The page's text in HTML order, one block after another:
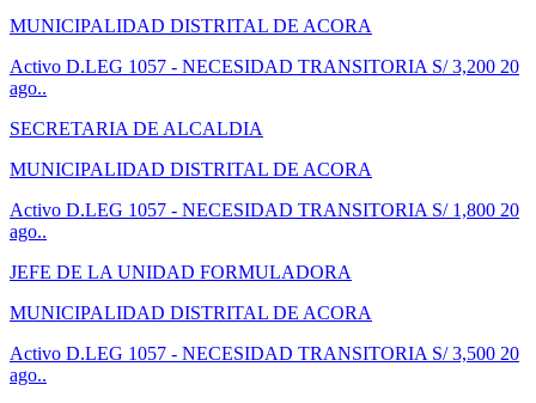
MUNICIPALIDAD DISTRITAL DE ACORA
Activo D.LEG 1057 - NECESIDAD TRANSITORIA S/ 3,200 20
ago..
SECRETARIA DE ALCALDIA
MUNICIPALIDAD DISTRITAL DE ACORA
Activo D.LEG 1057 - NECESIDAD TRANSITORIA S/ 1,800 20
ago..
JEFE DE LA UNIDAD FORMULADORA
MUNICIPALIDAD DISTRITAL DE ACORA
Activo D.LEG 1057 - NECESIDAD TRANSITORIA S/ 3,500 20
ago..